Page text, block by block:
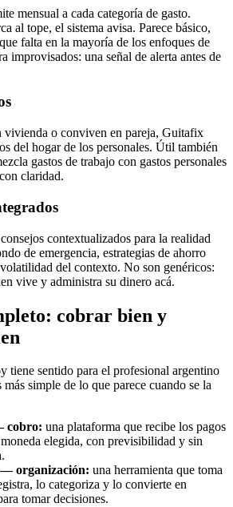
mensual a cada categoría de gasto.
al tope, el sistema avisa. Parece básico,
falta en la mayoría de los enfoques de
improvisados: una señal de alerta antes de
vivienda o conviven en pareja, Guitafix
del hogar de los personales. Útil también
gastos de trabajo con gastos personales
claridad.
contextualizados para la realidad
de emergencia, estrategias de ahorro
del contexto. No son genéricos:
vive y administra su dinero acá.
cobrar bien y
tiene sentido para el profesional argentino
simple de lo que parece cuando se la
cobro: una plataforma que recibe los pagos
elegida, con previsibilidad y sin
organización: una herramienta que toma
lo categoriza y lo convierte en
tomar decisiones.